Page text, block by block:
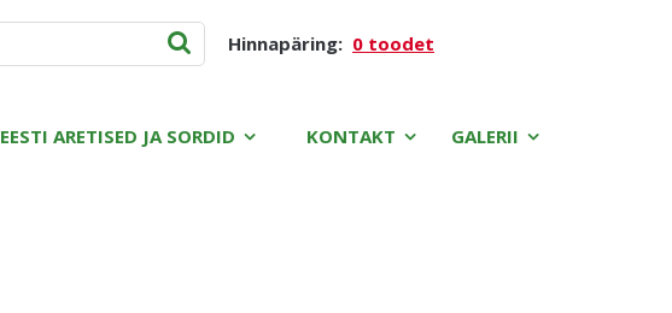
Hinnapäring: 0 toodet
EESTI ARETISED JA SORDID KONTAKT GALERII